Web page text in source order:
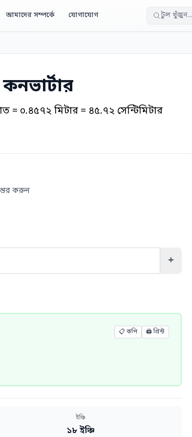
আমাদের সম্পর্কে যোগাযোগ টুল খুঁজুন...
= ০.৪৫৭২ মিটার = ৪৫.৭২ সেন্টিমিটার
করুন
+
📋 কপি 🖨️প্রিন্ট
ইঞ্চি
১৮ ইঞ্চি